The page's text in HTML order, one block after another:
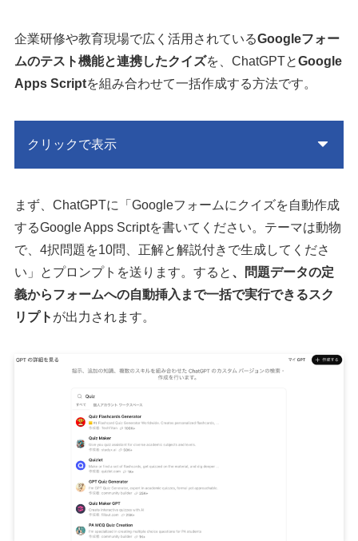
企業研修や教育現場で広く活用されているGoogleフォー
ムのテスト機能と連携したクイズを、ChatGPTとGoogle
Apps Scriptを組み合わせて一括作成する方法です。
クリックで表示
まず、ChatGPTに「Googleフォームにクイズを自動作成
するGoogle Apps Scriptを書いてください。テーマは動物
で、4択問題を10問、正解と解説付きで生成してくださ
い」とプロンプトを送ります。すると 、問題データの定
義からフォームへの自動挿入まで一括で実行できるスク
リプト が出力されます。